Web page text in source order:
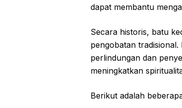
dapat membantu
Secara historis, batu
pengobatan
perlindungan dan
meningkatkan
Berikut adalah